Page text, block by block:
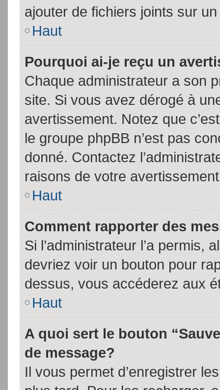
ajouter de fichiers joints sur
Haut
Pourquoi ai-je reçu un
Chaque administrateur a son
site. Si vous avez dérogé à
avertissement. Notez que
le groupe phpBB n’est pas
donné. Contactez
raisons de votre
Haut
Comment rapporter des
Si l’administrateur l’a permis,
devriez voir un bouton pour
dessus, vous accéderez aux
Haut
A quoi sert le bouton
de message?
Il vous permet d’enregistrer